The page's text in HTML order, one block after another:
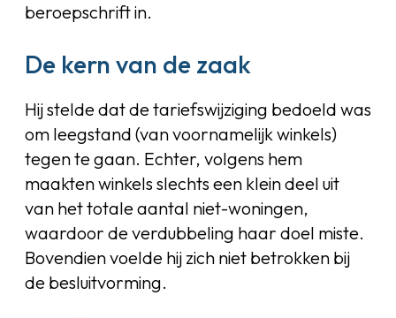
beroepschrift in.
De kern van de zaak
Hij stelde dat de tariefswijziging bedoeld was
om leegstand (van voornamelijk winkels)
tegen te gaan. Echter, volgens hem
maakten winkels slechts een klein deel uit
van het totale aantal niet-woningen,
waardoor de verdubbeling haar doel miste.
Bovendien voelde hij zich niet betrokken bij
de besluitvorming.